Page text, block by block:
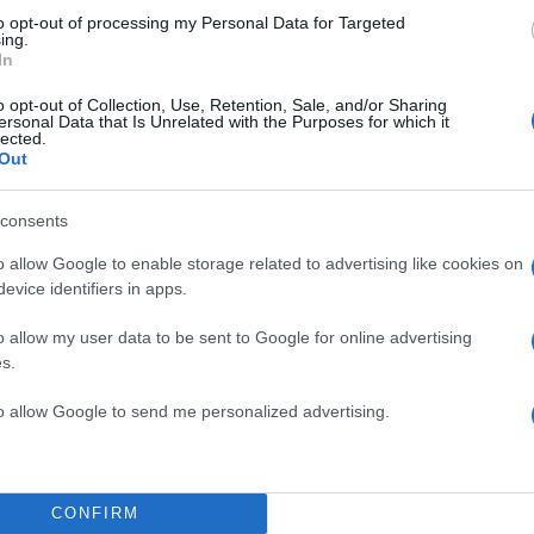
opt-out of processing my Personal Data for Targeted
opt-out of Collection, Use, Retention, Sale, and/or Sharing
Data that Is Unrelated with the Purposes for which it
allow Google to enable storage related to advertising like cookies on
identifiers in apps.
allow my user data to be sent to Google for online advertising
allow Google to send me personalized advertising.
CONFIRM
από reCAPTCHA, ισχύουνΠολιτική Απορρήτου&
ΑΠΟΧΗ ΣΥΜΒΟΛΑΙΟΓΡΑΦΩΝ
Share:
το Νewsit.gr στο Google News και ενημερωθείτε
για όλη την ειδησεογραφία και τατελευταία νέατης
η πλατφόρμα – Μητσοτάκης
διασύνδεση